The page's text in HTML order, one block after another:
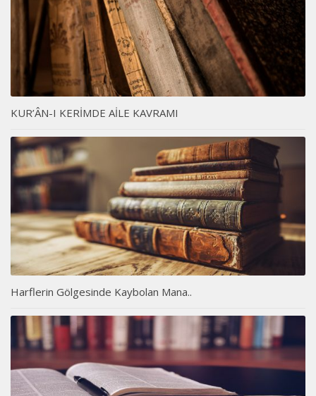
KUR’ÂN-I KERİMDE AİLE KAVRAMI
Harflerin Gölgesinde Kaybolan Mana..